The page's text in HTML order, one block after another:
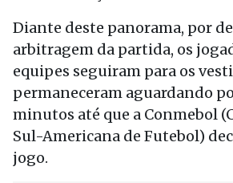
Diante deste panorama, por
arbitragem da partida, os
equipes seguiram para os
permaneceram aguardando
minutos até que a Conmebol
Sul-Americana de Futebol)
jogo.